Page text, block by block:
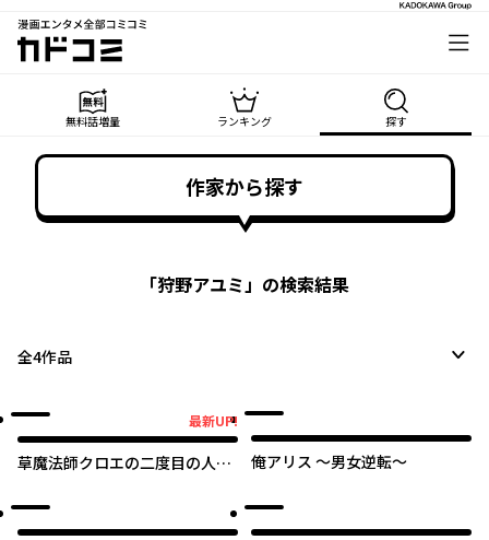
漫画エンタメ全部コミコミ
カドコミ
無料話増量 ランキング 探す
作家から探す
「狩野アユミ」の検索結果
全4作品
最新UP!
草魔法師クロエの二度目の人生
ルMAX薬師ライフ
俺アリス ～男女逆転～